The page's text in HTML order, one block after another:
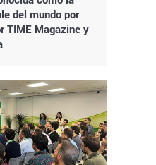
del mundo por
TIME Magazine y